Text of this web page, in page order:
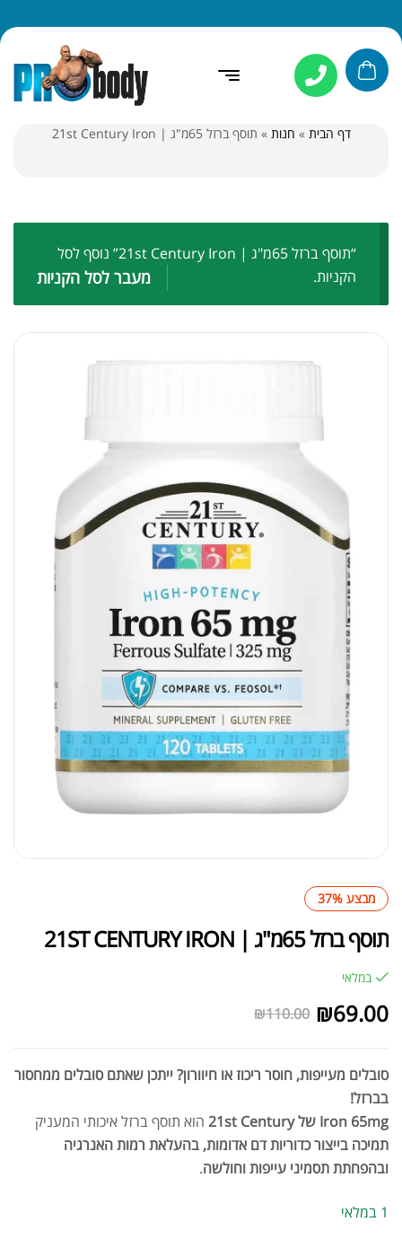
דף הבית » חנות » תוסף ברזל 65מ"ג | 21st Century Iron
“תוסף ברזל 65מ"ג | 21st Century Iron” נוסף לסל
הקניות.
מעבר לסל הקניות
מבצע 37%
תוסף ברזל 65מ"ג | 21ST CENTURY IRON
במלאי
₪110.00 ₪69.00
סובלים מעייפות, חוסר ריכוז או חיוורון? ייתכן שאתם סובלים ממחסור
בברזל!
Iron 65mg של 21st Century
הוא תוסף ברזל איכותי המעניק
תמיכה בייצור כדוריות דם אדומות, בהעלאת רמות האנרגיה
ובהפחתת תסמיני עייפות וחולשה.
1 במלאי